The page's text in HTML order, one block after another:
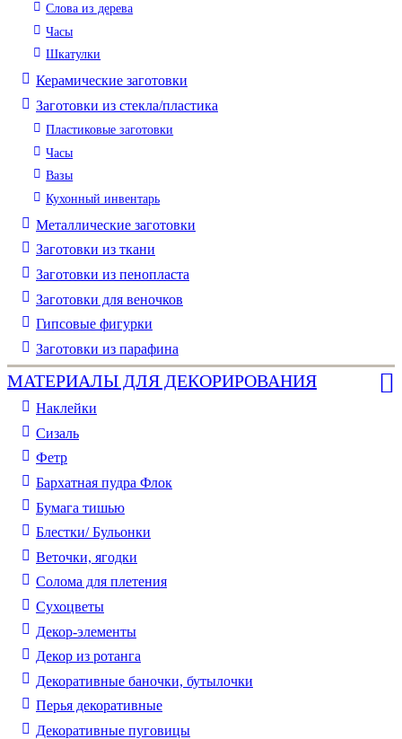
Слова из дерева
Часы
Шкатулки
Керамические заготовки
Заготовки из стекла/пластика
Пластиковые заготовки
Часы
Вазы
Кухонный инвентарь
Металлические заготовки
Заготовки из ткани
Заготовки из пенопласта
Заготовки для веночков
Гипсовые фигурки
Заготовки из парафина
МАТЕРИАЛЫ ДЛЯ ДЕКОРИРОВАНИЯ
Наклейки
Сизаль
Фетр
Бархатная пудра Флок
Бумага тишью
Блестки/ Бульонки
Веточки, ягодки
Солома для плетения
Cухоцветы
Декор-элементы
Декор из ротанга
Декоративные баночки, бутылочки
Перья декоративные
Декоративные пуговицы